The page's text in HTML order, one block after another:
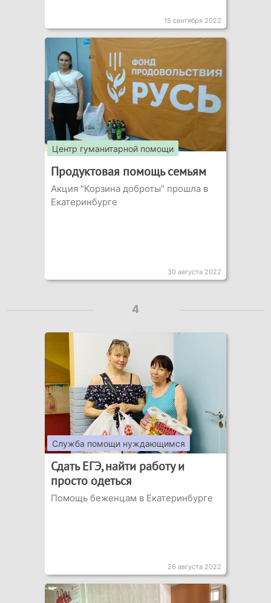
15 сентября 2022
Центр гуманитарной помощи
Продуктовая помощь семьям
Акция "Корзина доброты" прошла в
Екатеринбурге
30 августа 2022
4
Служба помощи нуждающимся
Сдать ЕГЭ, найти работу и
просто одеться
Помощь беженцам в Екатеринбурге
26 августа 2022